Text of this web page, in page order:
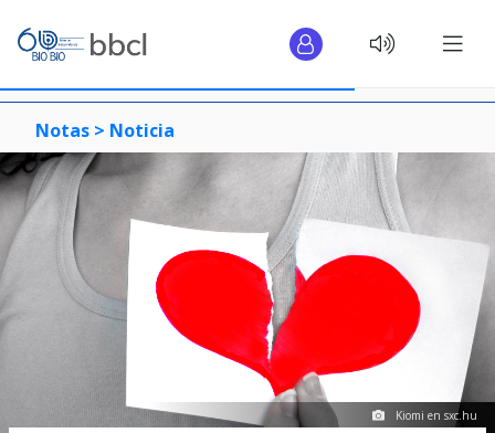
Notas > Noticia
Kiomi en sxc.hu